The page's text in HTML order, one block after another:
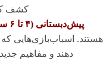
کشف
پیش‌دبستانی (۴ تا ۶ سال):
هستند. اسباب‌بازی‌هایی که
دهند و مفاهیم